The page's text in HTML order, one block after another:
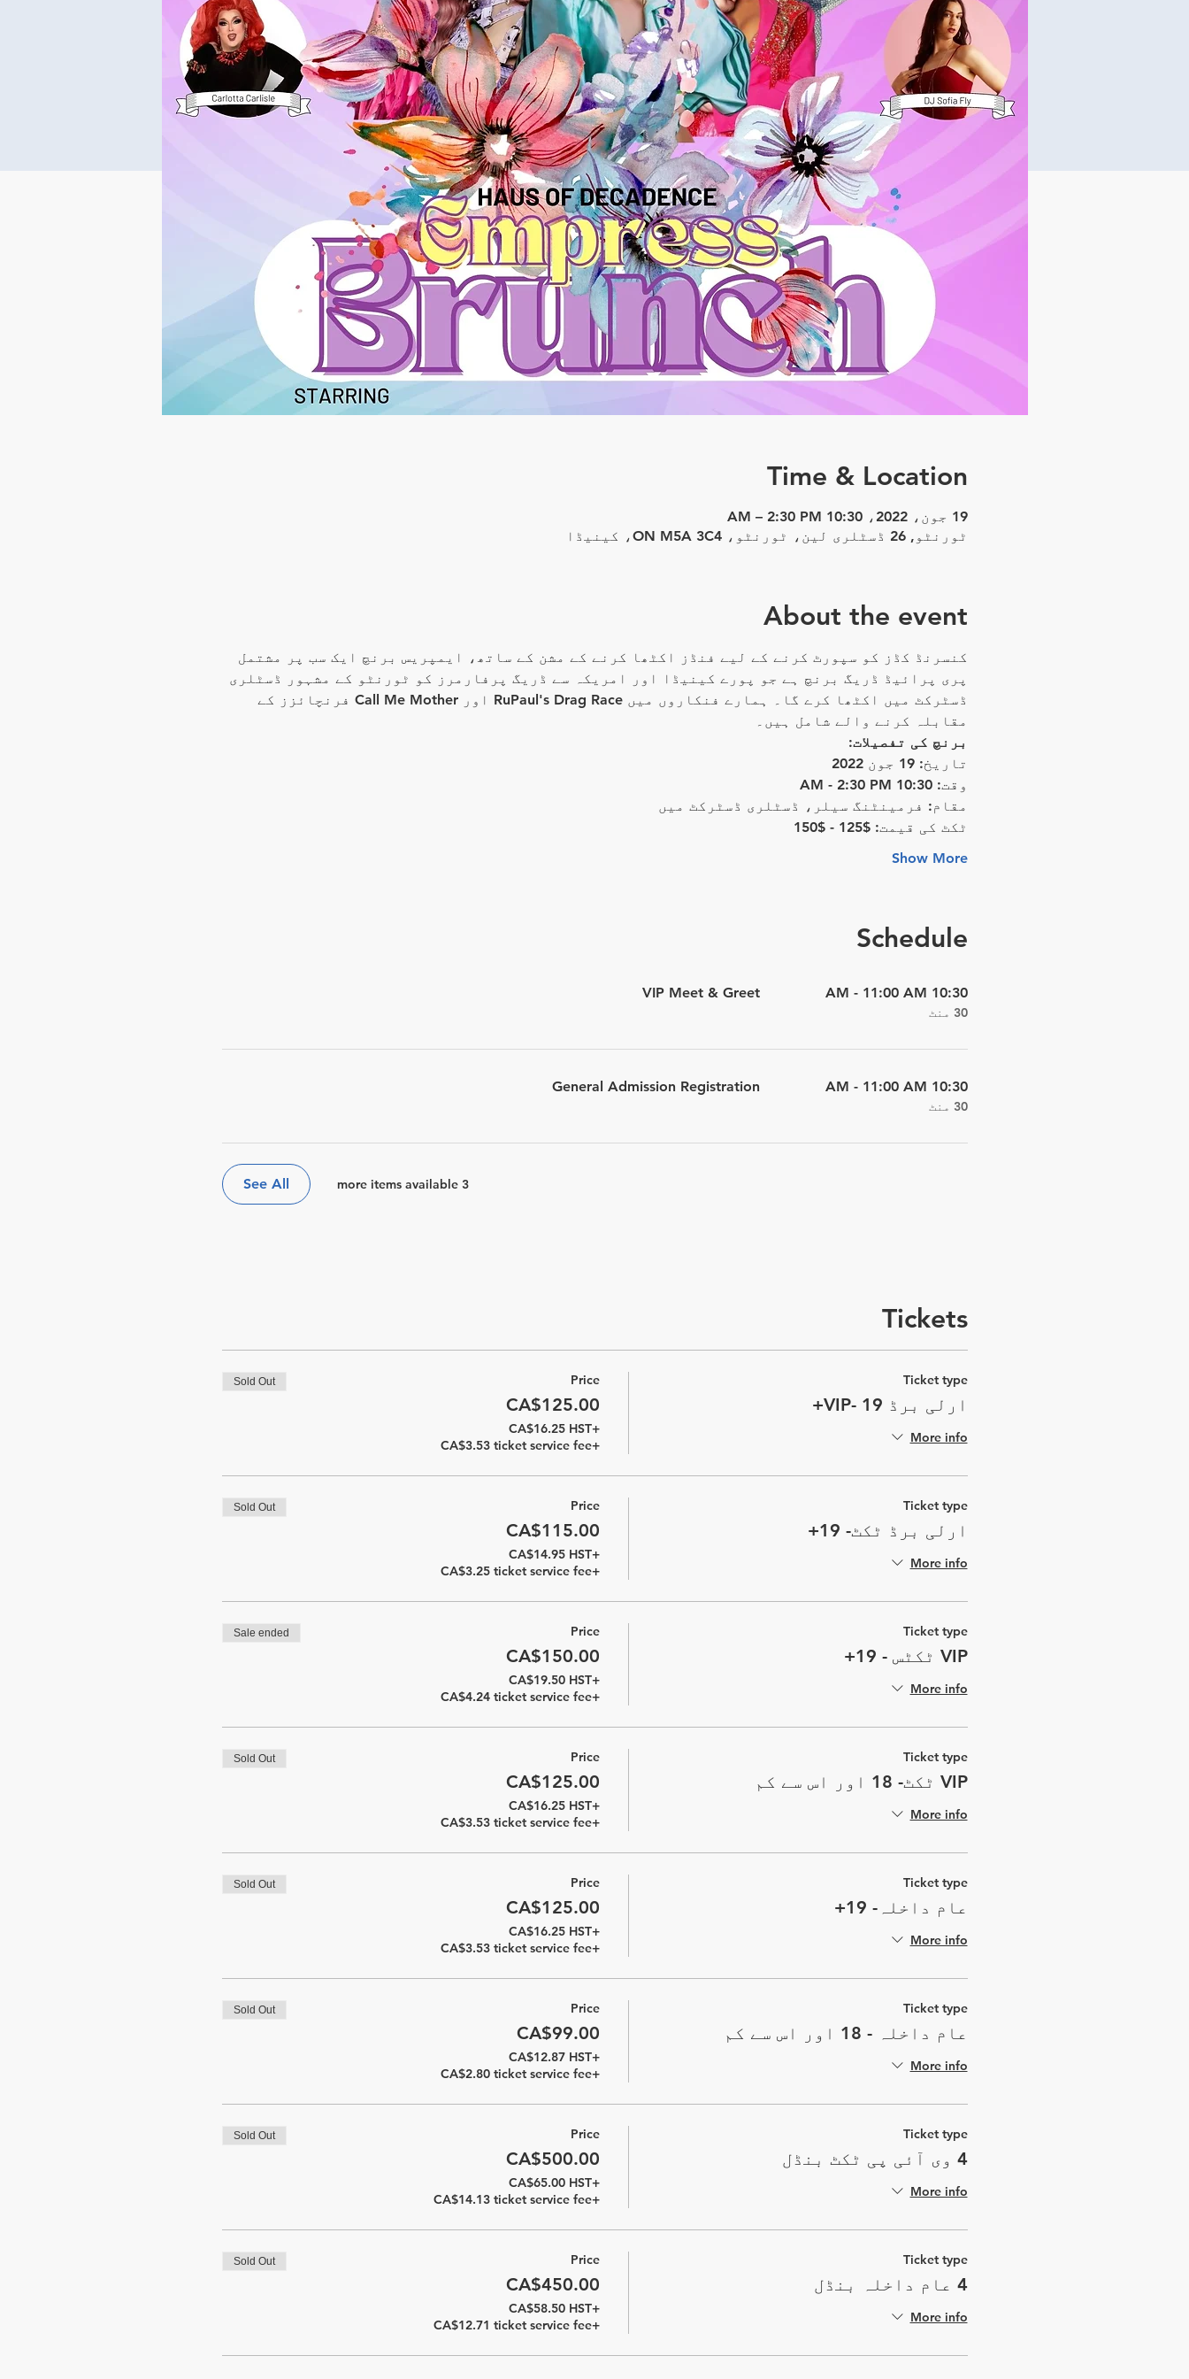
Time & Location
19 جون، 2022، 10:30 AM – 2:30 PM
ٹورنٹو, 26 ڈسٹلری لین، ٹورنٹو، ON M5A 3C4، کینیڈا
About the event
کنسرنڈ کڈز کو سپورٹ کرنے کے لیے فنڈز اکٹھا کرنے کے مشن کے ساتھ، ایمپریس برنچ ایک سب پر مشتمل
پری پرائیڈ ڈریگ برنچ ہے جو پورے کینیڈا اور امریکہ سے ڈریگ پرفارمرز کو ٹورنٹو کے مشہور ڈسٹلری
ڈسٹرکٹ میں اکٹھا کرے گا۔ ہمارے فنکاروں میں RuPaul's Drag Race اور Call Me Mother فرنچائزز کے
مقابلہ کرنے والے شامل ہیں۔
برنچ کی تفصیلات:
تاریخ: 19 جون 2022
وقت: 10:30 AM - 2:30 PM
مقام: فرمینٹنگ سیلر، ڈسٹلری ڈسٹرکٹ میں
ٹکٹ کی قیمت: $125 - $150
Show More
Schedule
10:30 AM - 11:00 AM
30 منٹ
VIP Meet & Greet
10:30 AM - 11:00 AM
30 منٹ
General Admission Registration
3 more items available
See All
Tickets
Ticket type
ارلی برڈ VIP- 19+
More info
Price
CA$125.00
+CA$16.25 HST
+CA$3.53 ticket service fee
Sold Out
Ticket type
ارلی برڈ ٹکٹ- 19+
More info
Price
CA$115.00
+CA$14.95 HST
+CA$3.25 ticket service fee
Sold Out
Ticket type
VIP ٹکٹس - 19+
More info
Price
CA$150.00
+CA$19.50 HST
+CA$4.24 ticket service fee
Sale ended
Ticket type
VIP ٹکٹ- 18 اور اس سے کم
More info
Price
CA$125.00
+CA$16.25 HST
+CA$3.53 ticket service fee
Sold Out
Ticket type
عام داخلہ- 19+
More info
Price
CA$125.00
+CA$16.25 HST
+CA$3.53 ticket service fee
Sold Out
Ticket type
عام داخلہ - 18 اور اس سے کم
More info
Price
CA$99.00
+CA$12.87 HST
+CA$2.80 ticket service fee
Sold Out
Ticket type
4 وی آئی پی ٹکٹ بنڈل
More info
Price
CA$500.00
+CA$65.00 HST
+CA$14.13 ticket service fee
Sold Out
Ticket type
4 عام داخلہ بنڈل
More info
Price
CA$450.00
+CA$58.50 HST
+CA$12.71 ticket service fee
Sold Out